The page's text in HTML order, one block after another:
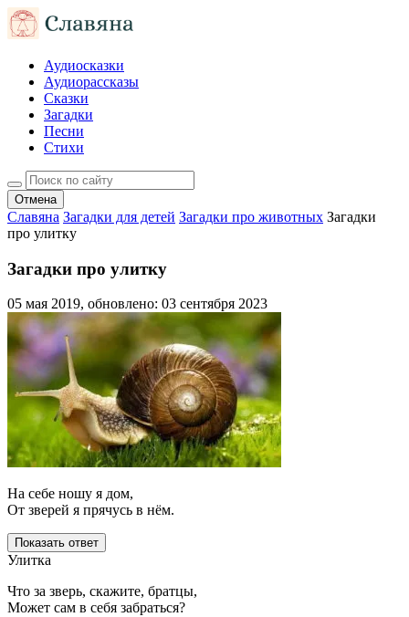
Аудиосказки
Аудиорассказы
Сказки
Загадки
Песни
Стихи
Отмена
Славяна Загадки для детей Загадки про животных Загадки
про улитку
Загадки про улитку
05 мая 2019, обновлено: 03 сентября 2023
На себе ношу я дом,
От зверей я прячусь в нём.
Показать ответ
Улитка
Что за зверь, скажите, братцы,
Может сам в себя забраться?